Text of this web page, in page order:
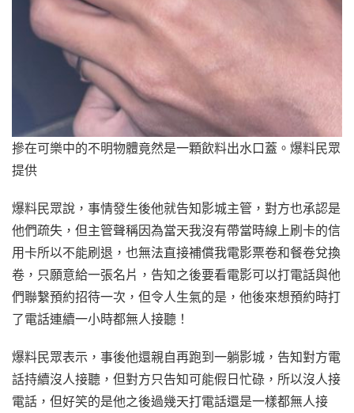
摻在可樂中的不明物體竟然是一顆飲料出水口蓋。爆料民眾
提供
爆料民眾說，事情發生後他就告知影城主管，對方也承認是
他們疏失，但主管聲稱因為當天我沒有帶當時線上刷卡的信
用卡所以不能刷退，也無法直接補償我電影票卷和餐卷兌換
卷，只願意給一張名片，告知之後要看電影可以打電話與他
們聯繫預約招待一次，但令人生氣的是，他後來想預約時打
了電話連續一小時都無人接聽！
爆料民眾表示，事後他還親自再跑到一躺影城，告知對方電
話持續沒人接聽，但對方只告知可能假日忙碌，所以沒人接
電話，但好笑的是他之後過幾天打電話還是一樣都無人接